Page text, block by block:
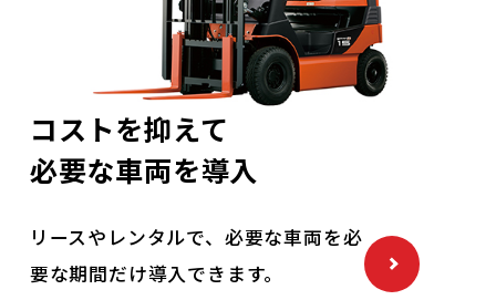
コストを抑えて
必要な車両を導入
リースやレンタルで、必要な車両を必
要な期間だけ導入できます。